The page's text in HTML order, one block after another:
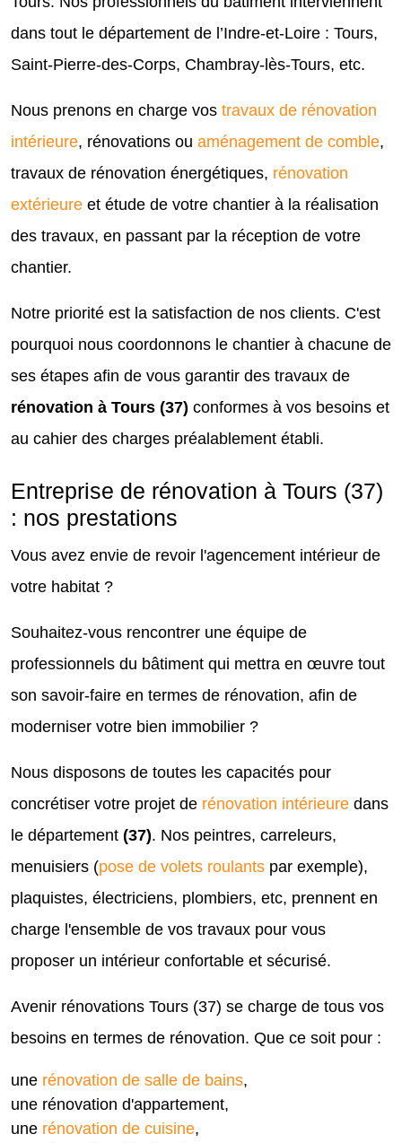
dans tout le département de l’Indre-et-Loire : Tours,
Saint-Pierre-des-Corps, Chambray-lès-Tours, etc.
Nous prenons en charge vos travaux de rénovation
intérieure, rénovations ou aménagement de comble,
travaux de rénovation énergétiques, rénovation
extérieure et étude de votre chantier à la réalisation
des travaux, en passant par la réception de votre
chantier.
Notre priorité est la satisfaction de nos clients. C'est
pourquoi nous coordonnons le chantier à chacune de
ses étapes afin de vous garantir des travaux de
rénovation à Tours (37) conformes à vos besoins et
au cahier des charges préalablement établi.
Entreprise de rénovation à Tours (37)
: nos prestations
Vous avez envie de revoir l'agencement intérieur de
votre habitat ?
Souhaitez-vous rencontrer une équipe de
professionnels du bâtiment qui mettra en œuvre tout
son savoir-faire en termes de rénovation, afin de
moderniser votre bien immobilier ?
Nous disposons de toutes les capacités pour
concrétiser votre projet de rénovation intérieure dans
le département (37). Nos peintres, carreleurs,
menuisiers (pose de volets roulants par exemple),
plaquistes, électriciens, plombiers, etc, prennent en
charge l'ensemble de vos travaux pour vous
proposer un intérieur confortable et sécurisé.
Avenir rénovations Tours (37) se charge de tous vos
besoins en termes de rénovation. Que ce soit pour :
une rénovation de salle de bains,
une rénovation d'appartement,
une rénovation de cuisine,